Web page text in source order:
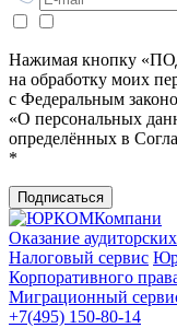
Нажимая кнопку
на обработку моих
с Федеральным
«О персональных
определённых в
*
Подписаться
Оказание
Налоговый сервис
Корпоративного
Миграционный
+7(495) 150-80-14